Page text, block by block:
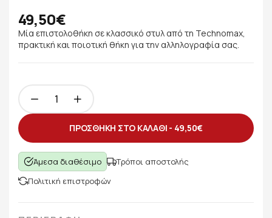
49,50€
Μία επιστολοθήκη σε κλασσικό στυλ από τη Technomax,
πρακτική και ποιοτική θήκη για την αλληλογραφία σας.
ΠΡΟΣΘΗΚΗ ΣΤΟ ΚΑΛΑΘΙ - 49,50€
Άμεσα διαθέσιμο
Τρόποι αποστολής
Πολιτική επιστροφών